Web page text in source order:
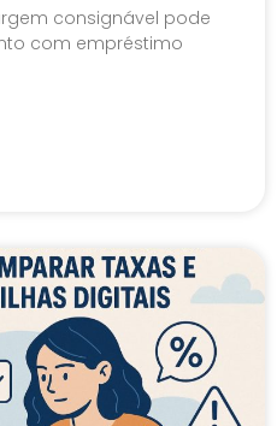
consignável pode
com empréstimo